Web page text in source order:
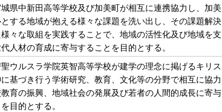
県中新田高等学校及び加美町が相互に連携協力し、加美
する地域が抱える様々な課題を洗い出し、その課題解決
々な取組を実践することで、地域の活性化及び地域を支
人材の育成に寄与することを目的とする。
ウルスラ学院英智高等学校が建学の理念に掲げるキリス
に基づき行う学術研究、教育、文化等の分野で相互に協力
教育の振興、地域社会の発展及び若者の人間的成長に寄与
目的とする。